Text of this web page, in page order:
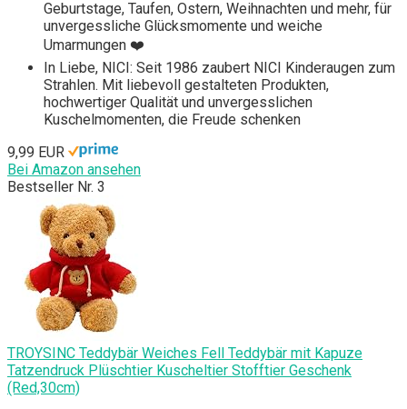
Geburtstage, Taufen, Ostern, Weihnachten und mehr, für
unvergessliche Glücksmomente und weiche
Umarmungen ❤️
In Liebe, NICI: Seit 1986 zaubert NICI Kinderaugen zum
Strahlen. Mit liebevoll gestalteten Produkten,
hochwertiger Qualität und unvergesslichen
Kuschelmomenten, die Freude schenken
9,99 EUR
Bei Amazon ansehen
Bestseller Nr. 3
TROYSINC Teddybär Weiches Fell Teddybär mit Kapuze
Tatzendruck Plüschtier Kuscheltier Stofftier Geschenk
(Red,30cm)